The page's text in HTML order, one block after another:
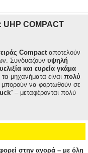
COMPACT
Compact αποτελούν
Συνδυάζουν υψηλή
και ευρεία γκάμα
, τα μηχανήματα είναι πολύ
μπορούν να φορτωθούν σε
” – μεταφέρονται πολύ
στην αγορά – με όλη